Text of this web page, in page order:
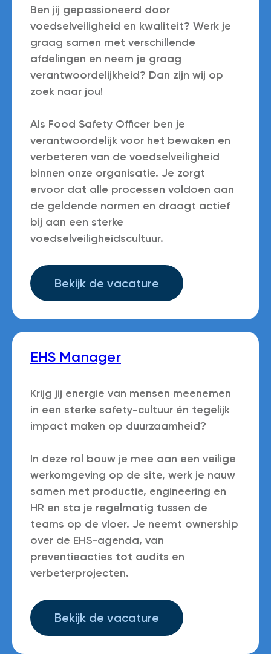
Ben jij gepassioneerd door
voedselveiligheid en kwaliteit? Werk je
graag samen met verschillende
afdelingen en neem je graag
verantwoordelijkheid? Dan zijn wij op
zoek naar jou!
Als Food Safety Officer ben je
verantwoordelijk voor het bewaken en
verbeteren van de voedselveiligheid
binnen onze organisatie. Je zorgt
ervoor dat alle processen voldoen aan
de geldende normen en draagt actief
bij aan een sterke
voedselveiligheidscultuur.
Bekijk de vacature
EHS Manager
Krijg jij energie van mensen meenemen
in een sterke safety-cultuur én tegelijk
impact maken op duurzaamheid?
In deze rol bouw je mee aan een veilige
werkomgeving op de site, werk je nauw
samen met productie, engineering en
HR en sta je regelmatig tussen de
teams op de vloer. Je neemt ownership
over de EHS-agenda, van
preventieacties tot audits en
verbeterprojecten.
Bekijk de vacature